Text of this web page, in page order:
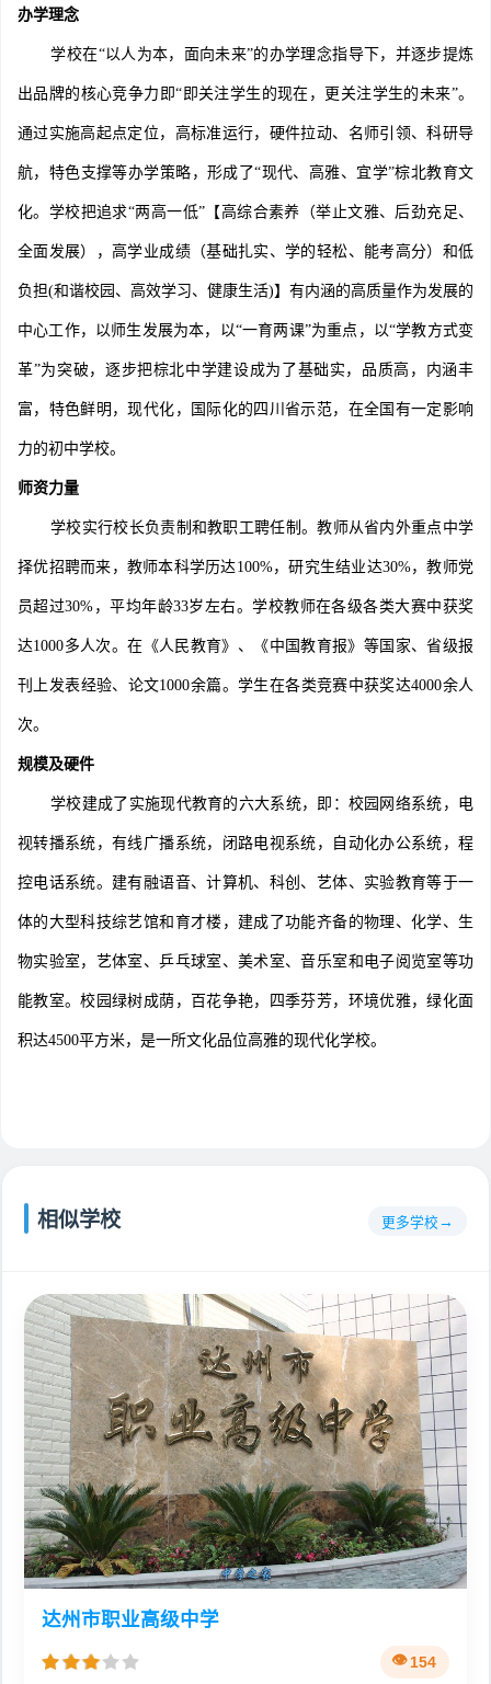
办学理念
学校在“以人为本，面向未来”的办学理念指导下，并逐步提炼
出品牌的核心竞争力即“即关注学生的现在，更关注学生的未来”。
通过实施高起点定位，高标准运行，硬件拉动、名师引领、科研导
航，特色支撑等办学策略，形成了“现代、高雅、宜学”棕北教育文
化。学校把追求“两高一低”【高综合素养（举止文雅、后劲充足、
全面发展），高学业成绩（基础扎实、学的轻松、能考高分）和低
负担(和谐校园、高效学习、健康生活)】有内涵的高质量作为发展的
中心工作，以师生发展为本，以“一育两课”为重点，以“学教方式变
革”为突破，逐步把棕北中学建设成为了基础实，品质高，内涵丰
富，特色鲜明，现代化，国际化的四川省示范，在全国有一定影响
力的初中学校。
师资力量
学校实行校长负责制和教职工聘任制。教师从省内外重点中学
择优招聘而来，教师本科学历达100%，研究生结业达30%，教师党
员超过30%，平均年龄33岁左右。学校教师在各级各类大赛中获奖
达1000多人次。在《人民教育》、《中国教育报》等国家、省级报
刊上发表经验、论文1000余篇。学生在各类竞赛中获奖达4000余人
次。
规模及硬件
学校建成了实施现代教育的六大系统，即：校园网络系统，电
视转播系统，有线广播系统，闭路电视系统，自动化办公系统，程
控电话系统。建有融语音、计算机、科创、艺体、实验教育等于一
体的大型科技综艺馆和育才楼，建成了功能齐备的物理、化学、生
物实验室，艺体室、乒乓球室、美术室、音乐室和电子阅览室等功
能教室。校园绿树成荫，百花争艳，四季芬芳，环境优雅，绿化面
积达4500平方米，是一所文化品位高雅的现代化学校。
相似学校 更多学校
达州市职业高级中学
154